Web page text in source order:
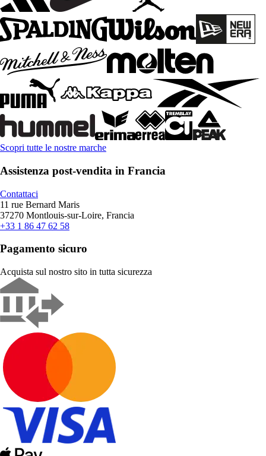
Scopri tutte le nostre marche
Assistenza post-vendita in Francia
Contattaci
11 rue Bernard Maris
37270 Montlouis-sur-Loire, Francia
+33 1 86 47 62 58
Pagamento sicuro
Acquista sul nostro sito in tutta sicurezza